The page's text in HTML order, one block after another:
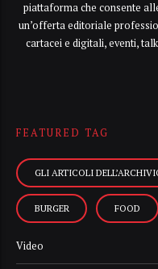
piattaforma che consente
un’offerta editoriale
cartacei e digitali, eventi,
FEATURED TAG
GLI ARTICOLI
BURGER FOOD
Video